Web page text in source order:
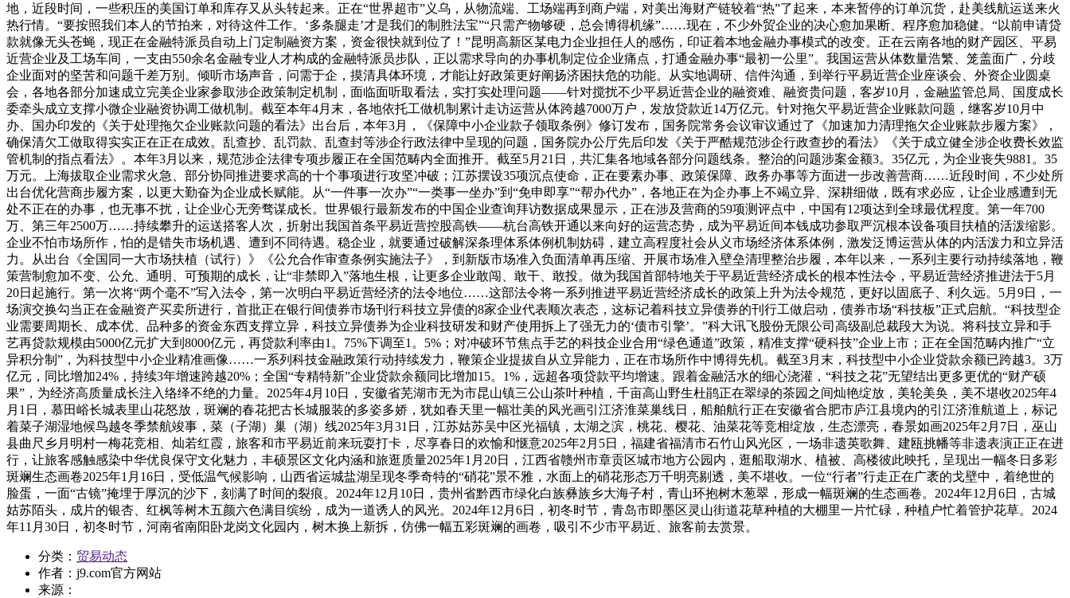
地，近段时间，一些积压的美国订单和库存又从头转起来。正在“世界超市”义乌，从物流端、工场端再到商户端，对美出海财产链较着“热”了起来，本来暂停的订单沉货，赴美线航运送来火
热行情。“要按照我们本人的节拍来，对待这件工作。‘多条腿走’才是我们的制胜法宝”“只需产物够硬，总会博得机缘”……现在，不少外贸企业的决心愈加果断、程序愈加稳健。“以前申请贷
款就像无头苍蝇，现正在金融特派员自动上门定制融资方案，资金很快就到位了！”昆明高新区某电力企业担任人的感伤，印证着本地金融办事模式的改变。正在云南各地的财产园区、平易
近营企业及工场车间，一支由550余名金融专业人才构成的金融特派员步队，正以需求导向的办事机制定位企业痛点，打通金融办事“最初一公里”。我国运营从体数量浩繁、笼盖面广，分歧
企业面对的坚苦和问题千差万别。倾听市场声音，问需于企，摸清具体环境，才能让好政策更好阐扬济困扶危的功能。从实地调研、信件沟通，到举行平易近营企业座谈会、外资企业圆桌
会，各地各部分加速成立完美企业家参取涉企政策制定机制，面临面听取看法，实打实处理问题——针对搅扰不少平易近营企业的融资难、融资贵问题，客岁10月，金融监管总局、国度成长
委牵头成立支撑小微企业融资协调工做机制。截至本年4月末，各地依托工做机制累计走访运营从体跨越7000万户，发放贷款近14万亿元。针对拖欠平易近营企业账款问题，继客岁10月中
办、国办印发的《关于处理拖欠企业账款问题的看法》出台后，本年3月，《保障中小企业款子领取条例》修订发布，国务院常务会议审议通过了《加速加力清理拖欠企业账款步履方案》，
确保清欠工做取得实实正在正在成效。乱查抄、乱罚款、乱查封等涉企行政法律中呈现的问题，国务院办公厅先后印发《关于严酷规范涉企行政查抄的看法》《关于成立健全涉企收费长效监
管机制的指点看法》。本年3月以来，规范涉企法律专项步履正在全国范畴内全面推开。截至5月21日，共汇集各地域各部分问题线条。整治的问题涉案金额3。35亿元，为企业丧失9881。35
万元。上海拔取企业需求火急、部分协同推进要求高的十个事项进行攻坚冲破；江苏摆设35项沉点使命，正在要素办事、政策保障、政务办事等方面进一步改善营商……近段时间，不少处所
出台优化营商步履方案，以更大勤奋为企业成长赋能。从“一件事一次办”“一类事一坐办”到“免申即享”“帮办代办”，各地正在为企办事上不竭立异、深耕细做，既有求必应，让企业感遭到无
处不正在的办事，也无事不扰，让企业心无旁骛谋成长。世界银行最新发布的中国企业查询拜访数据成果显示，正在涉及营商的59项测评点中，中国有12项达到全球最优程度。第一年700
万、第三年2500万……持续攀升的运送搭客人次，折射出我国首条平易近营控股高铁——杭台高铁开通以来向好的运营态势，成为平易近间本钱成功参取严沉根本设备项目扶植的活泼缩影。
企业不怕市场所作，怕的是错失市场机遇、遭到不同待遇。稳企业，就要通过破解深条理体系体例机制妨碍，建立高程度社会从义市场经济体系体例，激发泛博运营从体的内活泼力和立异活
力。从出台《全国同一大市场扶植（试行）》《公允合作审查条例实施法子》，到新版市场准入负面清单再压缩、开展市场准入壁垒清理整治步履，本年以来，一系列主要行动持续落地，鞭
策营制愈加不变、公允、通明、可预期的成长，让“非禁即入”落地生根，让更多企业敢闯、敢干、敢投。做为我国首部特地关于平易近营经济成长的根本性法令，平易近营经济推进法于5月
20日起施行。第一次将“两个毫不”写入法令，第一次明白平易近营经济的法令地位……这部法令将一系列推进平易近营经济成长的政策上升为法令规范，更好以固底子、利久远。5月9日，一
场演交换勾当正在金融资产买卖所进行，首批正在银行间债券市场刊行科技立异债的8家企业代表顺次表态，这标记着科技立异债券的刊行工做启动，债券市场“科技板”正式启航。“科技型企
业需要周期长、成本优、品种多的资金东西支撑立异，科技立异债券为企业科技研发和财产使用拆上了强无力的‘债市引擎’。”科大讯飞股份无限公司高级副总裁段大为说。将科技立异和手
艺再贷款规模由5000亿元扩大到8000亿元，再贷款利率由1。75%下调至1。5%；对冲破环节焦点手艺的科技企业合用“绿色通道”政策，精准支撑“硬科技”企业上市；正在全国范畴内推广“立
异积分制”，为科技型中小企业精准画像……一系列科技金融政策行动持续发力，鞭策企业提拔自从立异能力，正在市场所作中博得先机。截至3月末，科技型中小企业贷款余额已跨越3。3万
亿元，同比增加24%，持续3年增速跨越20%；全国“专精特新”企业贷款余额同比增加15。1%，远超各项贷款平均增速。跟着金融活水的细心浇灌，“科技之花”无望结出更多更优的“财产硕
果”，为经济高质量成长注入络绎不绝的力量。2025年4月10日，安徽省芜湖市无为市昆山镇三公山茶叶种植，千亩高山野生杜鹃正在翠绿的茶园之间灿艳绽放，美轮美奂，美不堪收2025年4
月1日，慕田峪长城表里山花怒放，斑斓的春花把古长城服装的多姿多娇，犹如春天里一幅壮美的风光画引江济淮菜巢线日，船舶航行正在安徽省合肥市庐江县境内的引江济淮航道上，标记
着菜子湖湿地候鸟越冬季禁航竣事，菜（子湖）巢（湖）线2025年3月31日，江苏姑苏吴中区光福镇，太湖之滨，桃花、樱花、油菜花等竞相绽放，生态漂亮，春景如画2025年2月7日，巫山
县曲尺乡月明村一梅花竞相、灿若红霞，旅客和市平易近前来玩耍打卡，尽享春日的欢愉和惬意2025年2月5日，福建省福清市石竹山风光区，一场非遗英歌舞、建瓯挑幡等非遗表演正正在进
行，让旅客感触感染中华优良保守文化魅力，丰硕景区文化内涵和旅逛质量2025年1月20日，江西省赣州市章贡区城市地方公园内，逛船取湖水、植被、高楼彼此映托，呈现出一幅冬日多彩
斑斓生态画卷2025年1月16日，受低温气候影响，山西省运城盐湖呈现冬季奇特的“硝花”景不雅，水面上的硝花形态万千明亮剔透，美不堪收。一位“行者”行走正在广袤的戈壁中，着绝世的
脸蛋，一面“古镜”掩埋于厚沉的沙下，刻满了时间的裂痕。2024年12月10日，贵州省黔西市绿化白族彝族乡大海子村，青山环抱树木葱翠，形成一幅斑斓的生态画卷。2024年12月6日，古城
姑苏陌头，成片的银杏、红枫等树木五颜六色满目缤纷，成为一道诱人的风光。2024年12月6日，初冬时节，青岛市即墨区灵山街道花草种植的大棚里一片忙碌，种植户忙着管护花草。2024
年11月30日，初冬时节，河南省南阳卧龙岗文化园内，树木换上新拆，仿佛一幅五彩斑斓的画卷，吸引不少市平易近、旅客前去赏景。
分类： 贸易动态
作者： j9.com官方网站
来源：